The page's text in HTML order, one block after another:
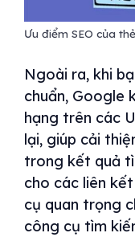
Ưu điểm SEO của
Ngoài ra, khi
chuẩn, Google
hạng trên các
lại, giúp cải
trong kết quả
cho các liên
cụ quan trọng
công cụ tìm